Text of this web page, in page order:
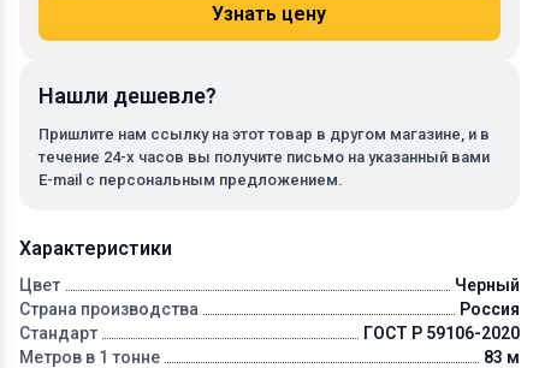
Характеристики
Цвет
Черный
Страна производства
Россия
Стандарт
ГОСТ Р 59106-2020
Метров в 1 тонне
83 м
Узнать цену
Нашли дешевле?
Пришлите нам ссылку на этот товар в другом магазине, и в
течение 24-х часов вы получите письмо на указанный вами
E-mail с персональным предложением.